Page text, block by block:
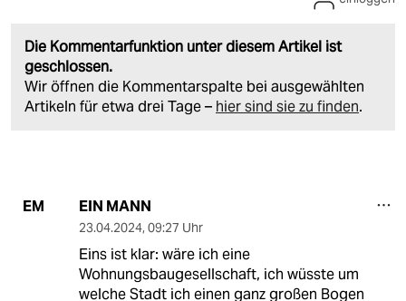
Die Kommentarfunktion unter diesem Artikel ist
geschlossen.
Wir öffnen die Kommentarspalte bei ausgewählten
Artikeln für etwa drei Tage – hier sind sie zu finden.
EM EIN MANN
23.04.2024, 09:27 Uhr
Eins ist klar: wäre ich eine
Wohnungsbaugesellschaft, ich wüsste um
welche Stadt ich einen ganz großen Bogen